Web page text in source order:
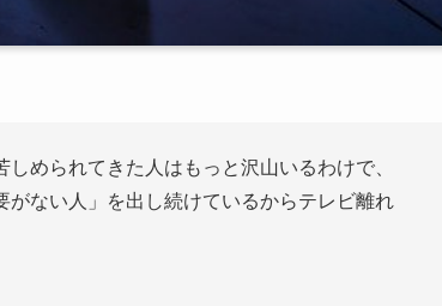
められてきた人はもっと沢山いるわけで、
ない人」を出し続けているからテレビ離れ